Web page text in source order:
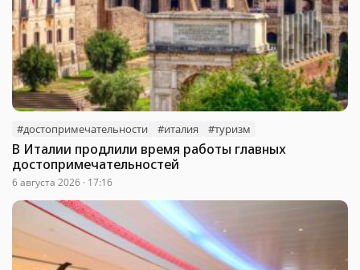
#достопримечательности #италия #туризм
В Италии продлили время работы главных
достопримечательностей
6 августа 2026 · 17:16